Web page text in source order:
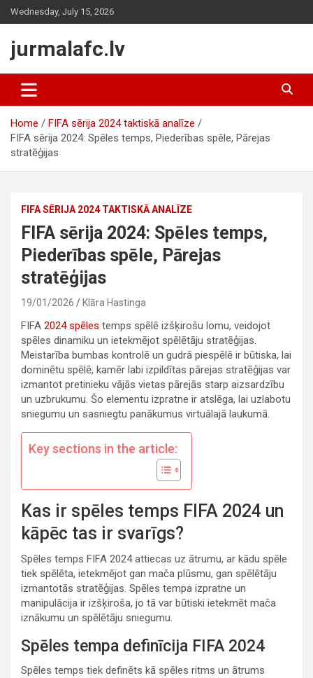
Skip
to
Wednesday, July 15, 2026
jurmalafc.lv
Home
FIFA sērija 2024 taktiskā analīze
FIFA sērija 2024: Spēles temps, Piederības spēle, Pārejas
stratēģijas
FIFA SĒRIJA 2024 TAKTISKĀ ANALĪZE
FIFA sērija 2024: Spēles temps,
Piederības spēle, Pārejas
stratēģijas
19/01/2026 Klāra Hastinga
FIFA 2024 spēles temps spēlē izšķirošu lomu, veidojot
spēles dinamiku un ietekmējot spēlētāju stratēģijas.
Meistarība bumbas kontrolē un gudrā piespēlē ir būtiska, lai
dominētu spēlē, kamēr labi izpildītas pārejas stratēģijas var
izmantot pretinieku vājās vietas pārejās starp aizsardzību
un uzbrukumu. Šo elementu izpratne ir atslēga, lai uzlabotu
sniegumu un sasniegtu panākumus virtuālajā laukumā.
Key sections in the article:
Kas ir spēles temps FIFA 2024 un
kāpēc tas ir svarīgs?
Spēles temps FIFA 2024 attiecas uz ātrumu, ar kādu spēle
tiek spēlēta, ietekmējot gan mača plūsmu, gan spēlētāju
izmantotās stratēģijas. Spēles tempa izpratne un
manipulācija ir izšķiroša, jo tā var būtiski ietekmēt mača
iznākumu un spēlētāju sniegumu.
Spēles tempa definīcija FIFA 2024
Spēles temps tiek definēts kā spēles ritms un ātrums